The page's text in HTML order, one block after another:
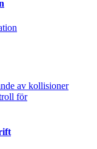
av kollisioner
för